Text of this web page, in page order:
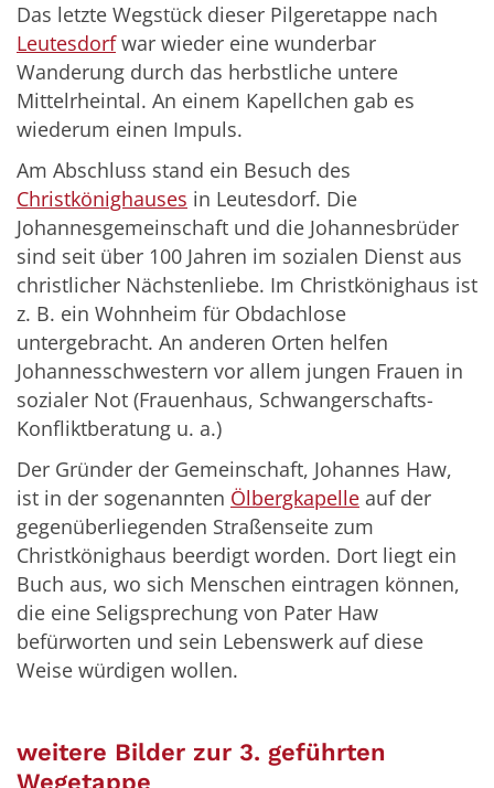
Das letzte Wegstück dieser Pilgeretappe nach
Leutesdorfwar wieder eine wunderbar
Wanderung durch das herbstliche untere
Mittelrheintal. An einem Kapellchen gab es
wiederum einen Impuls.
Am Abschluss stand ein Besuch des
Christkönighauses in Leutesdorf. Die
Johannesgemeinschaft und die Johannesbrüder
sind seit über 100 Jahren im sozialen Dienst aus
christlicher Nächstenliebe. Im Christkönighaus ist
z. B. ein Wohnheim für Obdachlose
untergebracht. An anderen Orten helfen
Johannesschwestern vor allem jungen Frauen in
sozialer Not (Frauenhaus, Schwangerschafts-
Konfliktberatung u. a.)
Der Gründer der Gemeinschaft, Johannes Haw,
ist in der sogenannten Ölbergkapelle auf der
gegenüberliegenden Straßenseite zum
Christkönighaus beerdigt worden. Dort liegt ein
Buch aus, wo sich Menschen eintragen können,
die eine Seligsprechung von Pater Haw
befürworten und sein Lebenswerk auf diese
Weise würdigen wollen.
weitere Bilder zur 3. geführten
Wegetappe